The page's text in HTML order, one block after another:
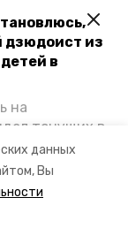
данных
Вы
дзюдоист из
в
на
тонущих в
помощь. По
края и
пообщался